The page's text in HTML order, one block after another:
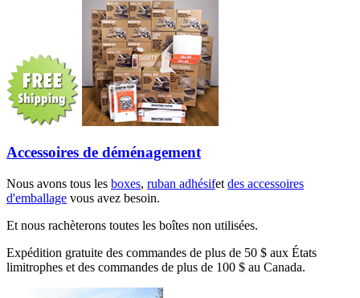
Accessoires de déménagement
Nous avons tous les boxes, ruban adhésifet des accessoires
d'emballage vous avez besoin.
Et nous rachèterons toutes les boîtes non utilisées.
Expédition gratuite des commandes de plus de 50 $ aux États
limitrophes et des commandes de plus de 100 $ au Canada.